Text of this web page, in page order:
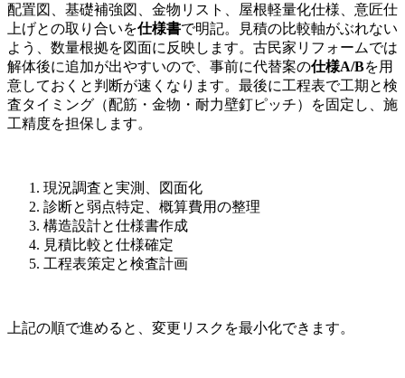
配置図、基礎補強図、金物リスト、屋根軽量化仕様、意匠仕
上げとの取り合いを仕様書で明記。見積の比較軸がぶれない
よう、数量根拠を図面に反映します。古民家リフォームでは
解体後に追加が出やすいので、事前に代替案の仕様A/Bを用
意しておくと判断が速くなります。最後に工程表で工期と検
査タイミング（配筋・金物・耐力壁釘ピッチ）を固定し、施
工精度を担保します。
現況調査と実測、図面化
診断と弱点特定、概算費用の整理
構造設計と仕様書作成
見積比較と仕様確定
工程表策定と検査計画
上記の順で進めると、変更リスクを最小化できます。